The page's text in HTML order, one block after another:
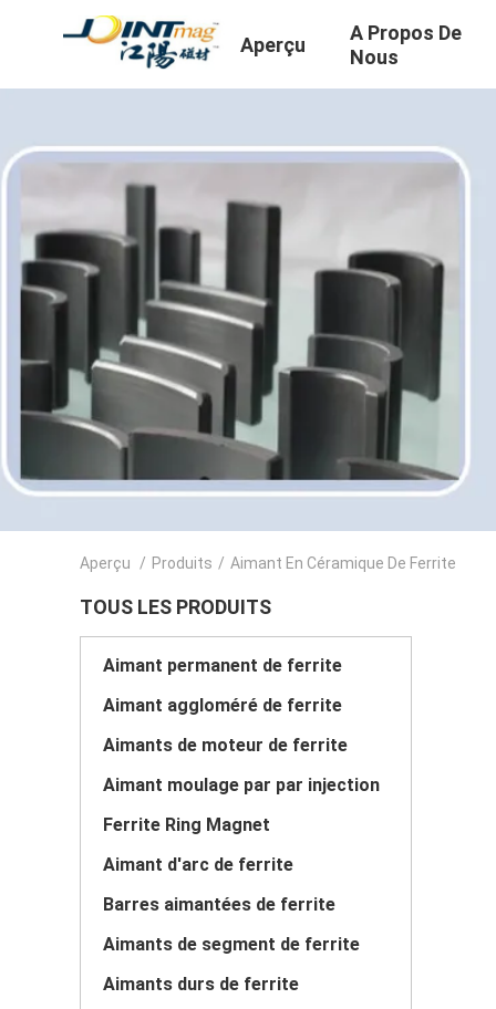
Aperçu
A Propos De
Nous
Aperçu / Produits / Aimant En Céramique De Ferrite
TOUS LES PRODUITS
Aimant permanent de ferrite
Aimant aggloméré de ferrite
Aimants de moteur de ferrite
Aimant moulage par par injection
Ferrite Ring Magnet
Aimant d'arc de ferrite
Barres aimantées de ferrite
Aimants de segment de ferrite
Aimants durs de ferrite